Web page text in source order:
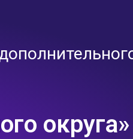
округа»